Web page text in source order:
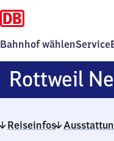
Bahnhof wählenService
Rottweil
Reiseinfos